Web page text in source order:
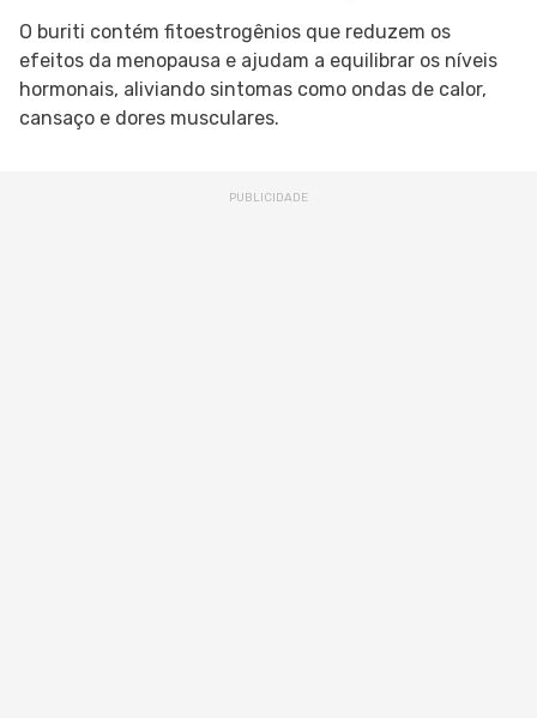
O buriti contém fitoestrogênios que reduzem os
efeitos da menopausa e ajudam a equilibrar os níveis
hormonais, aliviando sintomas como ondas de calor,
cansaço e dores musculares.